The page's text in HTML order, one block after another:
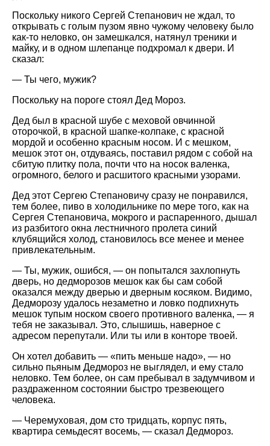
Поскольку никого Сергей Степанович не ждал, то
открывать с голым пузом явно чужому человеку было
как-то неловко, он замешкался, натянул треники и
майку, и в одном шлепанце подхромал к двери. И
сказал:
— Ты чего, мужик?
Поскольку на пороге стоял Дед Мороз.
Дед был в красной шубе с меховой овчинной
оторочкой, в красной шапке-колпаке, с красной
мордой и особенно красным носом. И с мешком,
мешок этот он, отдуваясь, поставил рядом с собой на
сбитую плитку пола, почти что на носок валенка,
огромного, белого и расшитого красными узорами.
Дед этот Сергею Степановичу сразу не понравился,
тем более, пиво в холодильнике по мере того, как на
Сергея Степановича, мокрого и распаренного, дышал
из разбитого окна лестничного пролета синий
клубящийся холод, становилось все менее и менее
привлекательным.
— Ты, мужик, ошибся, — он попытался захлопнуть
дверь, но дедморозов мешок как бы сам собой
оказался между дверью и дверным косяком. Видимо,
Дедморозу удалось незаметно и ловко подпихнуть
мешок тупым носком своего противного валенка, — я
тебя не заказывал. Это, слышишь, наверное с
адресом перепутали. Или ты или в конторе твоей.
Он хотел добавить — «пить меньше надо», — но
сильно пьяным Дедмороз не выглядел, и ему стало
неловко. Тем более, он сам пребывал в задумчивом и
раздраженном состоянии быстро трезвеющего
человека.
— Черемуховая, дом сто тридцать, корпус пять,
квартира семьдесят восемь, — сказал Дедмороз.